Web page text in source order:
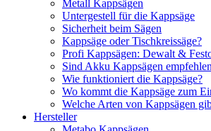
Metall Kappsägen
Untergestell für die Kappsäge
Sicherheit beim Sägen
Kappsäge oder Tischkreissäge?
Profi Kappsägen: Dewalt &
Sind Akku Kappsägen
Wie funktioniert die Kappsäge?
Wo kommt die Kappsäge zum
Welche Arten von Kappsägen
Hersteller